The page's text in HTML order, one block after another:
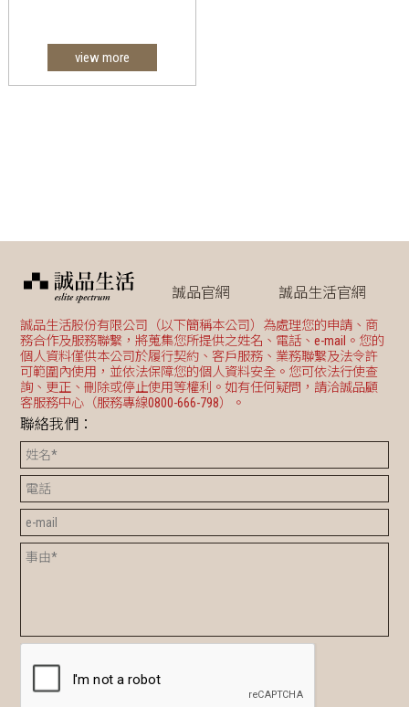
view more
誠品官網 誠品生活官網
誠品生活股份有限公司（以下簡稱本公司）為處理您的申請、商
務合作及服務聯繫，將蒐集您所提供之姓名、電話、e-mail。您的
個人資料僅供本公司於履行契約、客戶服務、業務聯繫及法令許
可範圍內使用，並依法保障您的個人資料安全。您可依法行使查
詢、更正、刪除或停止使用等權利。如有任何疑問，請洽誠品顧
客服務中心（服務專線0800-666-798）。
聯絡我們：